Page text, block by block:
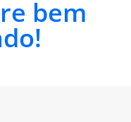
bem